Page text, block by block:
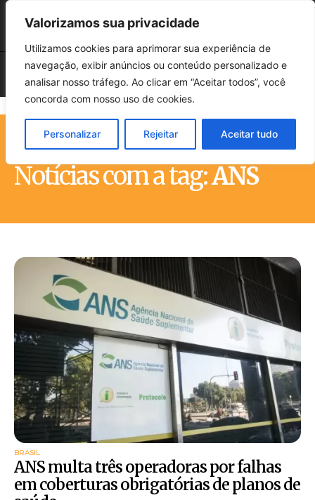
Valorizamos sua privacidade
Utilizamos cookies para aprimorar sua experiência de
navegação, exibir anúncios ou conteúdo personalizado e
analisar nosso tráfego. Ao clicar em “Aceitar todos”, você
concorda com nosso uso de cookies.
Personalizar Rejeitar Aceitar tudo
Notícias com a tag:ANS
BRASIL
ANS multa três operadoras por falhas
em coberturas obrigatórias de planos de